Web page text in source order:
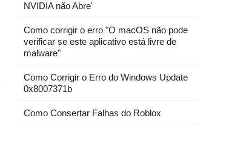
NVIDIA não Abre'
Como corrigir o erro "O macOS não pode
verificar se este aplicativo está livre de
malware"
Como Corrigir o Erro do Windows Update
0x8007371b
Como Consertar Falhas do Roblox